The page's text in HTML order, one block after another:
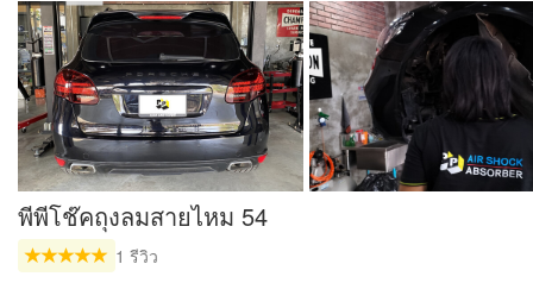
พีพีโช๊คถุงลมสายไหม 54
1 รีวิว